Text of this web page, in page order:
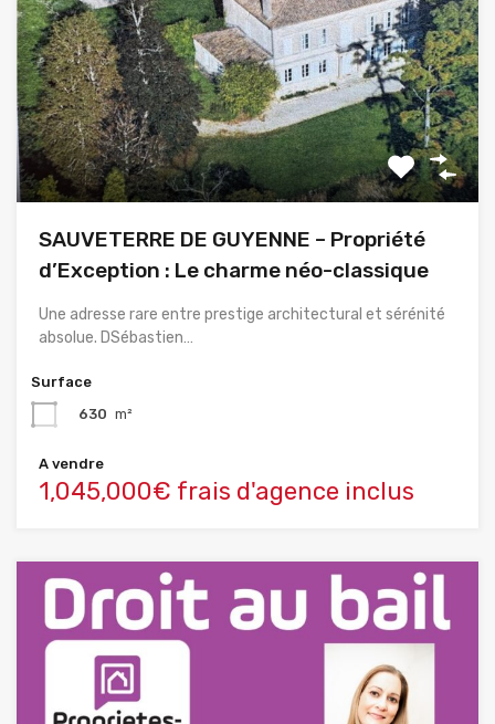
SAUVETERRE DE GUYENNE – Propriété
d’Exception : Le charme néo-classique
Une adresse rare entre prestige architectural et sérénité
absolue. DSébastien…
Surface
630 m²
A vendre
1,045,000€ frais d'agence inclus